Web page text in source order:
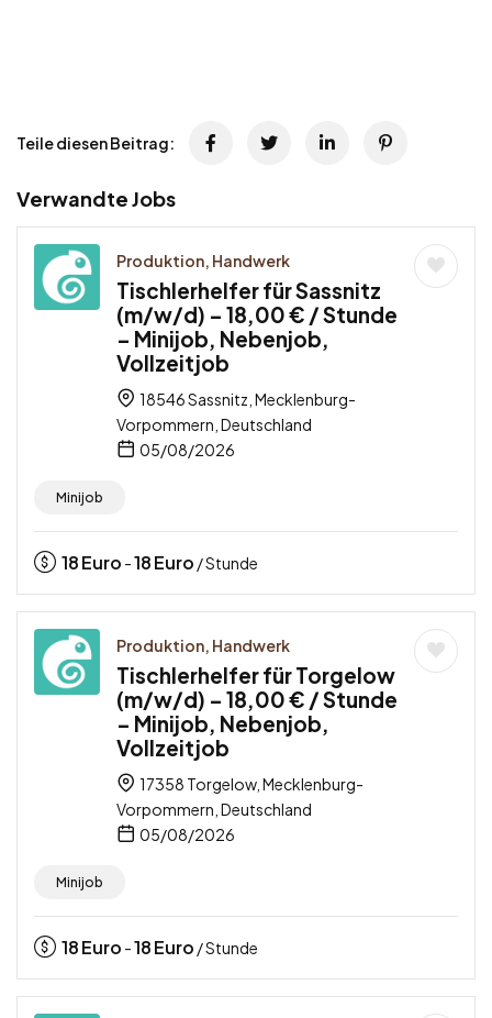
Teile diesen Beitrag:
Verwandte Jobs
Produktion, Handwerk
Tischlerhelfer für Sassnitz
(m/w/d) – 18,00 € / Stunde
– Minijob, Nebenjob,
Vollzeitjob
18546 Sassnitz, Mecklenburg-
Vorpommern, Deutschland
05/08/2026
Minijob
18Euro -18Euro / Stunde
Produktion, Handwerk
Tischlerhelfer für Torgelow
(m/w/d) – 18,00 € / Stunde
– Minijob, Nebenjob,
Vollzeitjob
17358 Torgelow, Mecklenburg-
Vorpommern, Deutschland
05/08/2026
Minijob
18Euro -18Euro / Stunde